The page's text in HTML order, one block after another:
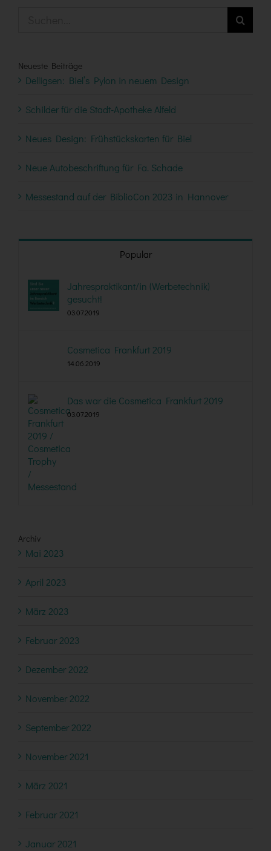
Neueste Beiträge
Delligsen: Biel’s Pylon in neuem Design
Schilder für die Stadt-Apotheke Alfeld
Neues Design: Frühstückskarten für Biel
Neue Autobeschriftung für Fa. Schade
Messestand auf der BiblioCon 2023 in Hannover
Popular
Jahrespraktikant/in (Werbetechnik)
gesucht!
03.07.2019
Cosmetica Frankfurt 2019
14.06.2019
Das war die Cosmetica Frankfurt 2019
03.07.2019
Archiv
Mai 2023
April 2023
März 2023
Februar 2023
Dezember 2022
November 2022
September 2022
November 2021
März 2021
Februar 2021
Januar 2021